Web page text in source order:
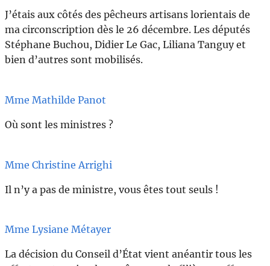
J’étais aux côtés des pêcheurs artisans lorientais de
ma circonscription dès le 26 décembre. Les députés
Stéphane Buchou, Didier Le Gac, Liliana Tanguy et
bien d’autres sont mobilisés.
Mme Mathilde Panot
Où sont les ministres ?
Mme Christine Arrighi
Il n’y a pas de ministre, vous êtes tout seuls !
Mme Lysiane Métayer
La décision du Conseil d’État vient anéantir tous les